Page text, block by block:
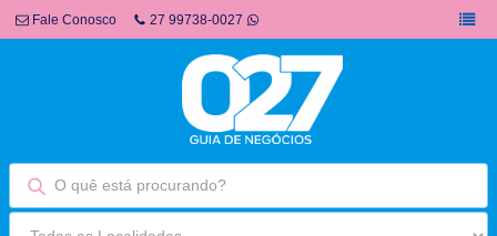
Fale Conosco 27 99738-0027